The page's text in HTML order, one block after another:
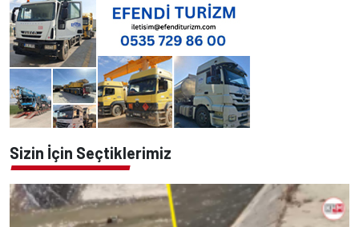
Sizin İçin Seçtiklerimiz